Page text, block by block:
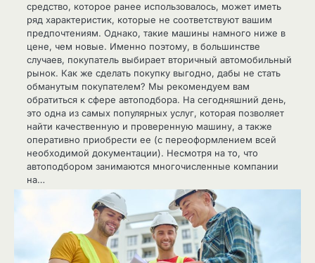
средство, которое ранее использовалось, может иметь
ряд характеристик, которые не соответствуют вашим
предпочтениям. Однако, такие машины намного ниже в
цене, чем новые. Именно поэтому, в большинстве
случаев, покупатель выбирает вторичный автомобильный
рынок. Как же сделать покупку выгодно, дабы не стать
обманутым покупателем? Мы рекомендуем вам
обратиться к сфере автоподбора. На сегодняшний день,
это одна из самых популярных услуг, которая позволяет
найти качественную и проверенную машину, а также
оперативно приобрести ее (с переоформлением всей
необходимой документации). Несмотря на то, что
автоподбором занимаются многочисленные компании
на…